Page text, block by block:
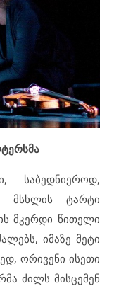
მსხლის ტარტი
მკერდი წითელი
იმაზე მეტი
ორივენი ისეთი
ძილს მისცემენ